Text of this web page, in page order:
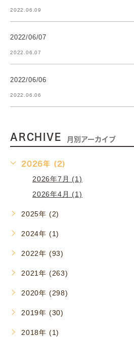
2022.06.09
2022/06/07
2022.06.07
2022/06/06
2022.06.06
ARCHIVE 月別アーカイブ
2026年 (2)
2026年7月 (1)
2026年4月 (1)
2025年 (2)
2024年 (1)
2022年 (93)
2021年 (263)
2020年 (298)
2019年 (30)
2018年 (1)